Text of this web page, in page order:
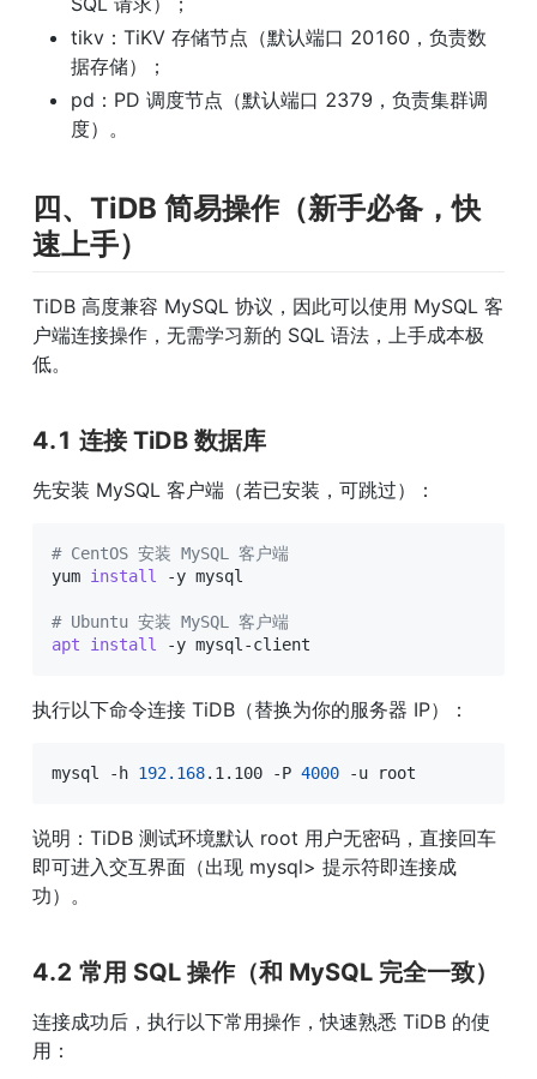
tikv：TiKV 存储节点（默认端口 20160，负责数
据存储）；
pd：PD 调度节点（默认端口 2379，负责集群调
度）。
四、TiDB 简易操作（新手必备，快
速上手）
TiDB 高度兼容 MySQL 协议，因此可以使用 MySQL 客
户端连接操作，无需学习新的 SQL 语法，上手成本极
低。
4.1 连接 TiDB 数据库
先安装 MySQL 客户端（若已安装，可跳过）：
# CentOS 安装 MySQL 客户端
yum install -y mysql
# Ubuntu 安装 MySQL 客户端
apt
install -y mysql-client
执行以下命令连接 TiDB（替换为你的服务器 IP）：
mysql -h 192.168.1.100 -P 4000 -u root
说明：TiDB 测试环境默认 root 用户无密码，直接回车
即可进入交互界面（出现 mysql> 提示符即连接成
功）。
4.2 常用 SQL 操作（和 MySQL 完全一致）
连接成功后，执行以下常用操作，快速熟悉 TiDB 的使
用：